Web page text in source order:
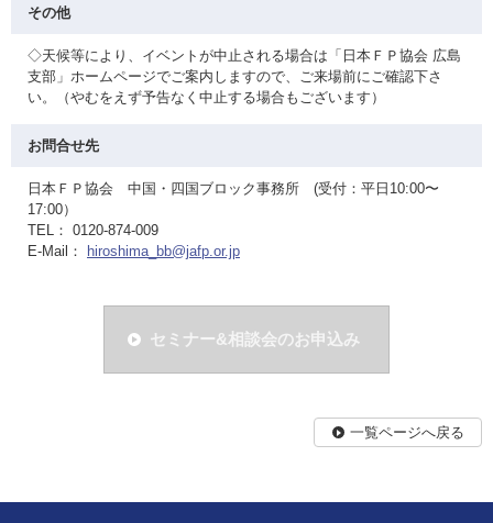
その他
◇天候等により、イベントが中止される場合は「日本ＦＰ協会 広島
支部」ホームページでご案内しますので、ご来場前にご確認下さ
い。（やむをえず予告なく中止する場合もございます）
お問合せ先
日本ＦＰ協会 中国・四国ブロック事務所 (受付：平日10:00〜
17:00）
TEL： 0120-874-009
E-Mail：
hiroshima_bb@jafp.or.jp
セミナー&相談会のお申込み
一覧ページへ戻る